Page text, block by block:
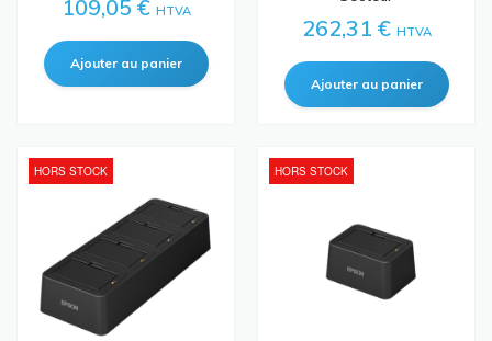
109,05 € HTVA
262,31 € HTVA
HORS STOCK HORS STOCK